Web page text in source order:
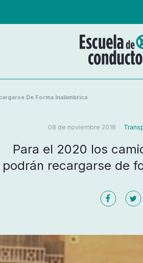
De Forma Inalámbrica
08 de noviembre 2018
Para el 2020 los
podrán recargarse de